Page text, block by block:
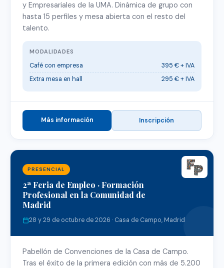
y Empresariales de la UMA. Dinámica de grupo con
hasta 15 perfiles y mesa abierta con el resto del
talento.
MODALIDADES
Café con empresa
395 € + IVA
Extra mesa en hall
295 € + IVA
Más información Inscripción
PRESENCIAL
2ª Feria de Empleo · Formación
Profesional en la Comunidad de
Madrid
28 y 29 de octubre de 2026 · Casa de Campo, Madrid
Pabellón de Convenciones de la Casa de Campo.
Tras el éxito de la primera edición con más de 5.200